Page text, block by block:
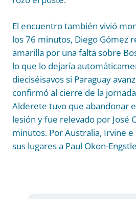
El encuentro también vivió
los 76 minutos, Diego Gómez
amarilla por una falta sobre
lo que lo dejaría
dieciséisavos si Paraguay
confirmó al cierre de la
Alderete tuvo que abandonar
lesión y fue relevado por José
minutos. Por Australia, Irvine
sus lugares a Paul Okon-